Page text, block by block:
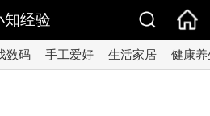
知经验
数码 手工爱好 生活家居 健康养